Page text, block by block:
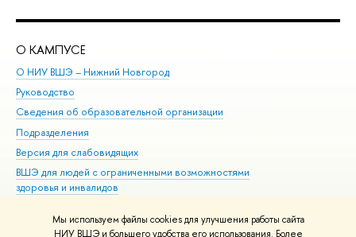
Мы используем файлы cookies для улучшения работы сайта
НИУ ВШЭ и большего удобства его использования. Более
О КАМПУСЕ
О НИУ ВШЭ – Нижний Новгород
Руководство
Сведения об образовательной организации
Подразделения
Версия для слабовидящих
ВШЭ для людей с ограниченными возможностями
здоровья и инвалидов